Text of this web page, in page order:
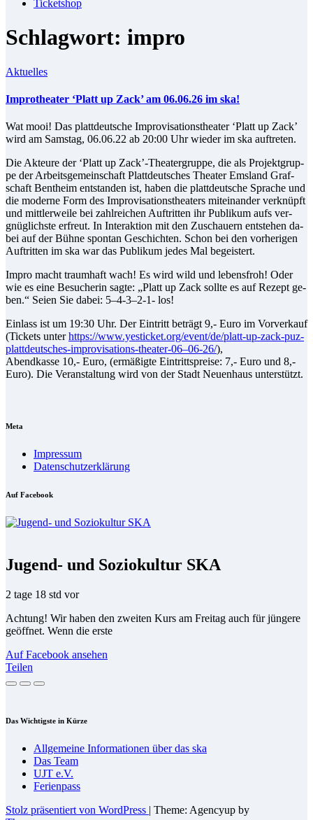
Ti­cket­shop
Schlagwort: impro
Aktuelles
Im­pro­thea­ter ‘Platt up Zack’ am 06.06.26 im ska!
Wat mooi! Das platt­deut­sche Im­pro­vi­sa­ti­ons­thea­ter ‘Platt up Zack’
wird am Sams­tag, 06.06.22 ab 20:00 Uhr wie­der im ska auftreten.
Die Ak­teu­re der ‘Platt up Zack’-Theatergruppe, die als Pro­jekt­grup­
pe der Ar­beits­ge­mein­schaft Platt­deut­sches Thea­ter Ems­land Graf­
schaft Bent­heim ent­stan­den ist, ha­ben die platt­deut­sche Spra­che und
die mo­der­ne Form des Im­pro­vi­sa­ti­ons­thea­ters mit­ein­an­der ver­knüpft
und mitt­ler­wei­le bei zahl­rei­chen Auf­trit­ten ihr Pu­bli­kum aufs ver­
gnüg­lichs­te er­freut. In In­ter­ak­ti­on mit den Zu­schau­ern ent­ste­hen da­
bei auf der Büh­ne spon­tan Ge­schich­ten. Schon bei den vor­he­ri­gen
Auf­trit­ten im ska war das Pu­bli­kum je­des Mal begeistert.
Im­pro macht traum­haft wach! Es wird wild und le­bens­froh! Oder
wie es ei­ne Be­su­che­rin sag­te: „Platt up Zack soll­te es auf Re­zept ge­
ben.“ Sei­en Sie da­bei: 5–4‑3–2‑1- los!
Ein­lass ist um 19:30 Uhr. Der Ein­tritt be­trägt 9,- Eu­ro im Vor­ver­kauf
(Ti­ckets un­terhttps://www.yesticket.org/event/de/platt-up-zack-puz-
plattdeutsches-improvisations-theater-06–06-26/),
Abend­kas­se 10,- Eu­ro, (er­mä­ßig­te Ein­tritts­prei­se: 7,- Eu­ro und 8,-
Eu­ro). Die Ver­an­stal­tung wird von der Stadt Neu­en­haus unterstützt.
Me­ta
Im­pres­sum
Da­ten­schutz­er­klä­rung
Auf Face­book
Jugend- und Soziokultur SKA
2 tage 18 std vor
Achtung! Wir haben den zweiten Kurs am Freitag auch für jüngere
geöffnet. Wenn die erste
Auf Facebook ansehen
Teilen
Das Wich­tigs­te in Kürze
All­ge­mei­ne In­for­ma­tio­nen über das ska
Das Team
UJT e.V.
Fe­ri­en­pass
Stolz präsentiert von WordPress | Theme: Agencyup by